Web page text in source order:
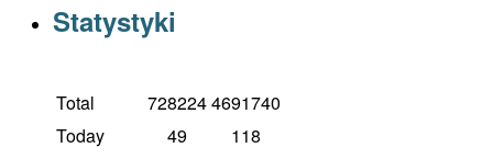
Statystyki
Total 7282244691740
Today
49
118